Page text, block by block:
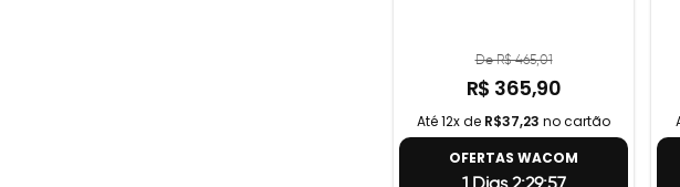
De R$ 465,01
R$ 365,90
Até 12x de R$37,23 no cartão
OFERTAS WACOM